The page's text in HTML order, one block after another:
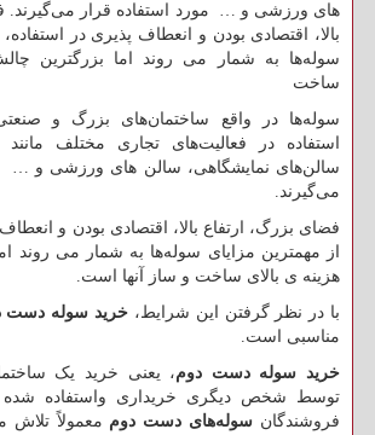
های ورزشی و … مورد استفاده قرار می‌گیرند.
بالا، اقتصادی بودن و انعطاف پذیری در
سوله‌ها به شمار می روند اما بزرگترین
ساخت
سوله‌ها در واقع ساختمان‌های بزرگ و
استفاده در فعالیت‌های تجاری مختلف مانند
سالن‌های نمایشگاهی، سالن های ورزشی و …
می‌گیرند.
فضای بزرگ، ارتفاع بالا، اقتصادی بودن و
از مهمترین مزایای سوله‌ها به شمار می روند
هزینه ی بالای ساخت و ساز آنها است.
با در نظر گرفتن این شرایط، خرید سوله دست
مناسبی است.
خرید سوله دست دوم، یعنی خرید یک
توسط شخص دیگری خریداری واستفاده
فروشندگان سوله‌های دست دوم معمولاً تلاش